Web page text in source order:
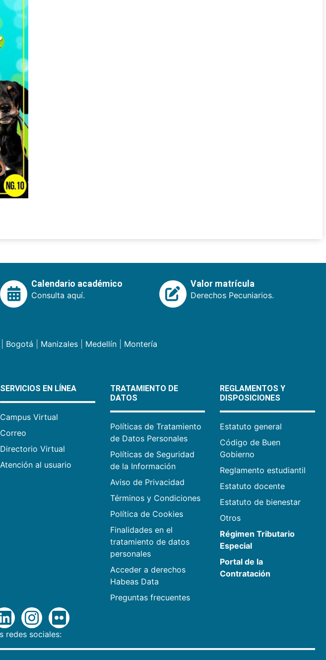
Calendario académico
Consulta aquí.
Valor matrícula
Derechos Pecuniarios.
Bogotá Manizales| Medellín| Montería
SERVICIOS EN LÍNEA
Campus Virtual
Correo
Directorio Virtual
Atención al usuario
TRATAMIENTO DE
DATOS
Políticas de Tratamiento
de Datos Personales
Políticas de Seguridad
de la Información
Aviso de Privacidad
Términos y Condiciones
Política de Cookies
Finalidades en el
tratamiento de datos
personales
Acceder a derechos
Habeas Data
Preguntas frecuentes
REGLAMENTOS Y
DISPOSICIONES
Estatuto general
Código de Buen
Gobierno
Reglamento estudiantil
Estatuto docente
Estatuto de bienestar
Otros
Régimen Tributario
Especial
Portal de la
Contratación
redes sociales: